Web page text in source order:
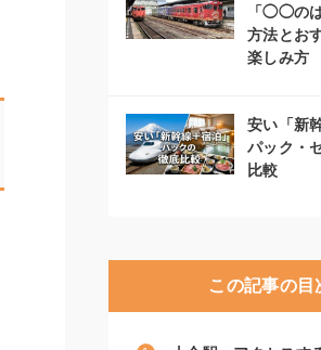
「◯◯の
方法とお
楽しみ方
安い「新
パック・
比較
この記事の目